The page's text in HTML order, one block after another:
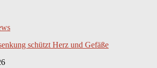
schützt Herz und Gefäße